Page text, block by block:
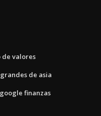
de valores
de asia
finanzas